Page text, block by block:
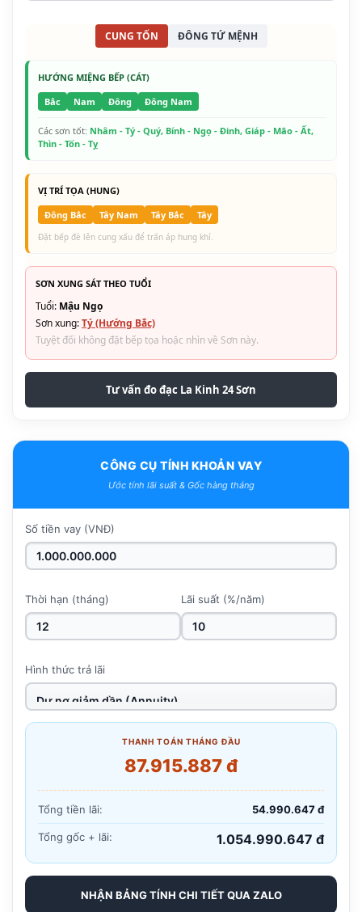
CUNG TỐN ĐÔNG TỨ MỆNH
HƯỚNG MIỆNG BẾP (CÁT)
Bắc
Nam Đông Đông Nam
Các sơn tốt: Nhâm - Tý - Quý, Bính - Ngọ - Đinh, Giáp - Mão - Ất,
Thìn - Tốn - Tỵ
VỊ TRÍ TỌA (HUNG)
Đông Bắc
Tây Nam Tây Bắc Tây
Đặt bếp đè lên cung xấu để trấn áp hung khí.
SƠN XUNG SÁT THEO TUỔI
Tuổi: Mậu Ngọ
Sơn xung:Tý (Hướng Bắc)
Tuyệt đối không đặt bếp tọa hoặc nhìn về Sơn này.
Tư vấn đo đạc La Kinh 24 Sơn
CÔNG CỤ TÍNH KHOẢN VAY
Ước tính lãi suất & Gốc hàng tháng
Số tiền vay (VNĐ)
Thời hạn (tháng) Lãi suất (%/năm)
Hình thức trả lãi
THANH TOÁN THÁNG ĐẦU
87.915.887 đ
Tổng tiền lãi: 54.990.647 đ
Tổng gốc + lãi: 1.054.990.647 đ
NHẬN BẢNG TÍNH CHI TIẾT QUA ZALO